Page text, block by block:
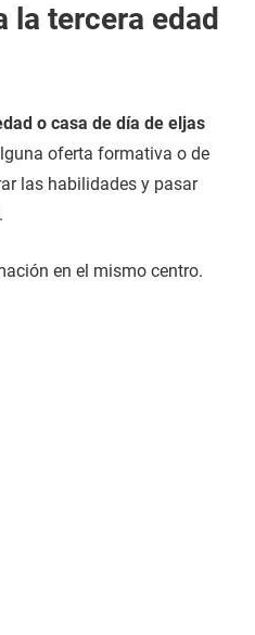
la tercera edad
o casa de día de eljas
oferta formativa o de
las habilidades y pasar
en el mismo centro.